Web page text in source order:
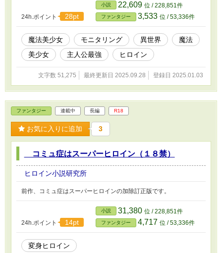
24h.ポイント 28pt
小説 22,609 位 / 228,851件
ファンタジー 3,533 位 / 53,336件
魔法美少女 モニタリング 異世界
魔法
美少女
主人公最強 ヒロイン
文字数 51,275 最終更新日 2025.09.28 登録日 2025.01.03
ファンタジー 連載中 長編 R18
お気に入りに追加 3
コミュ症はスーパーヒロイン（１８禁）
ヒロイン小説研究所
前作、コミュ症はスーパーヒロインの加除訂正版です。
24h.ポイント 14pt
小説 31,380 位 / 228,851件
ファンタジー 4,717 位 / 53,336件
変身ヒロイン